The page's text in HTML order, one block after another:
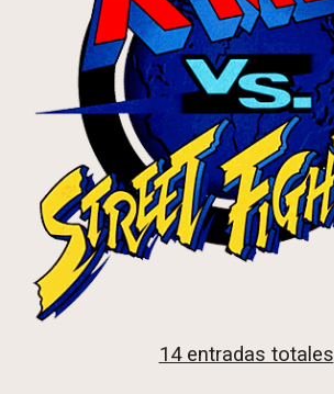
14 entradas totales